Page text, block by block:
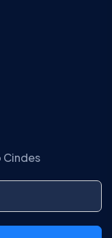
Cindes